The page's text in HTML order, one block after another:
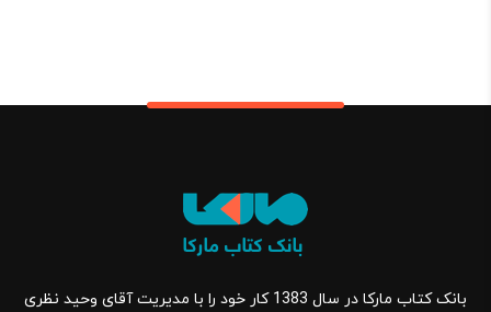
بانک کتاب مارکا در سال 1383 کار خود را با مدیریت آقای وحید نظری